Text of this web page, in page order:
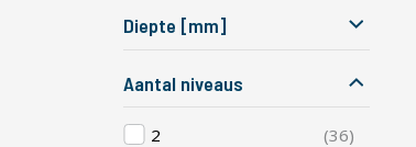
Diepte [mm]
Aantal niveaus
2 36
producten